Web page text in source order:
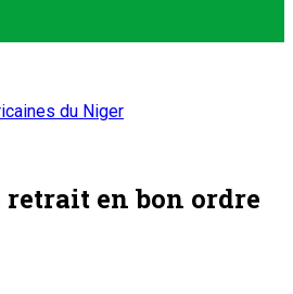
du Niger
retrait en bon ordre